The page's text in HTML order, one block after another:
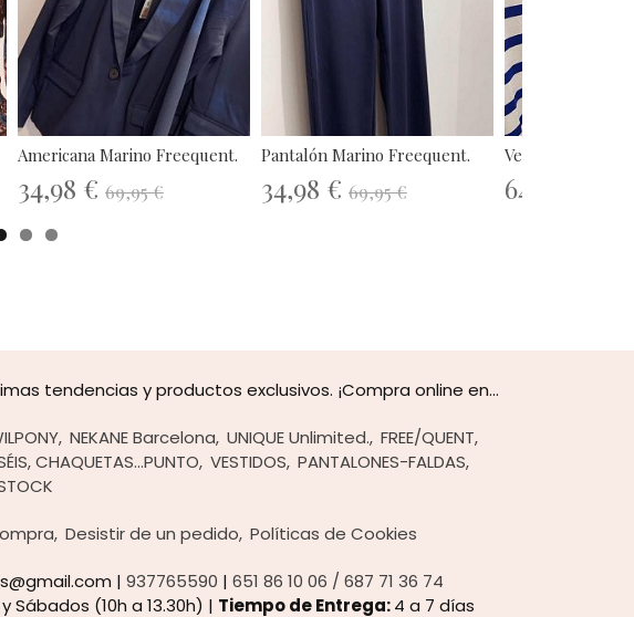
Americana Marino Freequent.
34,98 € 69,95 €
Pantalón Marino Freequent.
34,98 € 69,95 €
Vestido punto
64,50 €
tendencias y productos exclusivos. ¡Compra online en...
NEKANE Barcelona UNIQUE Unlimited. FREE/QUENT
CHAQUETAS...PUNTO VESTIDOS PANTALONES-FALDAS
Desistir de un pedido Políticas de Cookies
|937765590 |651 86 10 06 / 687 71 36 74
Sábados (10h a 13.30h) | Tiempo de Entrega:4 a 7 días